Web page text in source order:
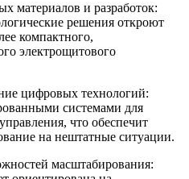
материалов и разработок:
решения откроют
компактного,
электрощитового
цифровых технологий:
системами для
что обеспечит
на нештатные ситуации.
масштабирования: